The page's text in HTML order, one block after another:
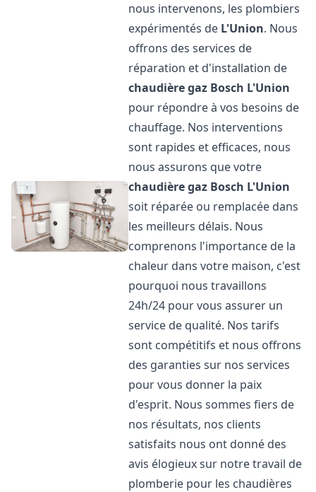
nous intervenons, les plombiers
expérimentés de L'Union. Nous
offrons des services de
réparation et d'installation de
chaudière gaz Bosch L'Union
pour répondre à vos besoins de
chauffage. Nos interventions
sont rapides et efficaces, nous
nous assurons que votre
chaudière gaz Bosch L'Union
soit réparée ou remplacée dans
les meilleurs délais. Nous
comprenons l'importance de la
chaleur dans votre maison, c'est
pourquoi nous travaillons
24h/24 pour vous assurer un
service de qualité. Nos tarifs
sont compétitifs et nous offrons
des garanties sur nos services
pour vous donner la paix
d'esprit. Nous sommes fiers de
nos résultats, nos clients
satisfaits nous ont donné des
avis élogieux sur notre travail de
plomberie pour les chaudières